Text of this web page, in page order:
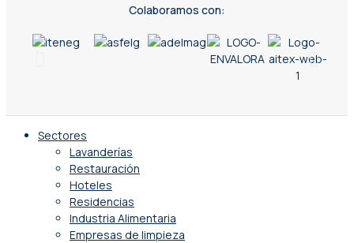
Colaboramos con:
Sectores
Lavanderías
Restauración
Hoteles
Residencias
Industria Alimentaria
Empresas de limpieza